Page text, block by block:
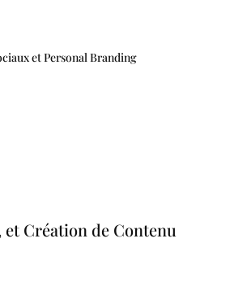
et Personal Branding
Création de Contenu